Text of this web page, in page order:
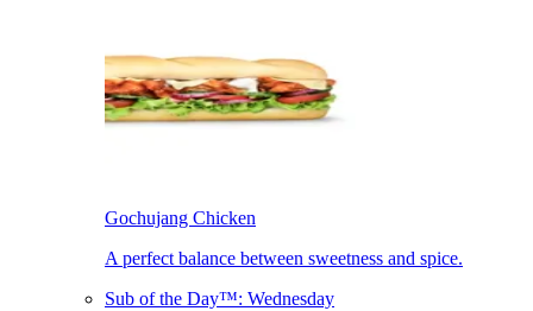
Gochujang Chicken​​​​‌ ‍ ​‍​‍‌‍ ‌ ​‍‌‍‍‌‌‍‌ ‌‍‍‌‌‍ ‍​‍​‍​ ‍‍​‍​‍‌ ​ ‌‍​‌‌‍ ‍‌‍‍‌‌ ‌​‌ ‍‌​‍ ‍‌‍‍‌‌‍ ​‍​‍​‍ ​​‍​‍‌‍‍​‌ ​‍‌‍‌‌‌‍‌‍​‍​‍​ ‍‍​‍​‍‌‍‍​‌ ‌​‌ ‌​‌ ​​‌ ​ ​ ‍‍​‍ ​‍ ‌‍ ‍‌‍ ‌ ​‍‌‍‌​‌‍‍‌‌‍​ ​‍ ‌‌‍​‍‌‍‍‌‌ ‌​‌‍‌‌‌ ​ ​‍ ‌‌‍‌ ‌ ​‍‌‍ ‌ ‌‌‌ ​​​‍ ‌‌ ​ ‌ ‌​‌ ‌‌‌‍‌​‌‍‍‌‌‍ ​‍ ‍‌ ‌‍‌‍‌‌‌ ​‍‌‍​ ‌‍‌‌‌‍ ​​‍ ‍‌‍​‌‌ ​​‌ ​​​‍ ‌‍‍‌‌‍ ‍‌ ‌​‌‍‌‌‌‍ ‍‌ ‌​​‍ ‌‍‌‌‌‍‌​‌‍‍‌‌ ‌​​‍ ‌‍ ‌‌‍ ‌‍‌​‌‍‌‌​ ‌‌ ​​‌ ​‍‌‍‌‌‌ ​ ‌‍‌‌‌‍ ‍‌ ‌​‌‍​‌‌ ‌​‌‍‍‌‌‍ ‌‍ ‍​ ‍ ‌‍‍‌‌‍‌​​ ‌​ ​ ​ ‌ ​ ‌ ​ ‌​‌‍‌​​ ‌​​ ‌‌‌‍‌‍​‍ ‌​ ‌ ‌‍​ ​ ‍​‌‍‌‍​‍ ‌​ ‌​​ ‌​‌‍‌‍‌‍​‍​‍ ‌‌‍​‌​ ​​‌‍​ ‌‍​ ​‍ ‌​ ​‍​ ​​​ ‍​​ ‌​​ ‍‌​ ​‍​ ‌‌​ ‍​​ ‌‍‌‍‌‍​ ​‌‌‍​ ​ ‍ ‌ ‌​‌ ‍‌‌ ​​‌‍‌‌​ ‌‌ ​​‌ ​‍‌‍ ‌‍‌​‌ ‌‌‌‍​ ‌ ‌​​ ‍ ‌ ​​‌‍​‌‌ ‌​‌‍‍​​ ‌‌‍ ‍‌‍​‌‌‍ ‌‌‍‌‌​‍‌‌​ ‌‌‌​​‍‌‌ ‌‍‍ ‌‍‌‌‌ ‍‌​‍‌‌​ ​ ‌​‌​​‍‌‌​ ​ ‌​‌​​‍‌‌​ ​‍​ ​‍‌‍‌‌‌‍ ‍​‍‌‌​ ​‍​ ​‍​‍‌‌​ ‌‌‌​‌​​‍ ‍‌ ‌‍‌‍​‌‌‍ ​‌ ‌‌‌‍‌‌​ ‌‍​‍‌‍​‌‌ ​ ‌‍‌‌‌‌‌‌‌ ​‍‌‍ ​​ ‌‌‍‍​‌ ‌​‌ ‌​‌ ​​‌ ​ ​‍‌‌​ ​ ‌​​‌​‍‌‌​ ​‍‌​‌‍​‍‌‌​ ​‍‌​‌‍‌‍ ‍‌‍ ‌ ​‍‌‍‌​‌‍‍‌‌‍​ ​‍ ‌‌‍​‍‌‍‍‌‌ ‌​‌‍‌‌‌ ​ ​‍ ‌‌‍‌ ‌ ​‍‌‍ ‌ ‌‌‌ ​​​‍ ‌‌ ​ ‌ ‌​‌ ‌‌‌‍‌​‌‍‍‌‌‍ ​‍ ‍‌ ‌‍‌‍‌‌‌ ​‍‌‍​ ‌‍‌‌‌‍ ​​‍ ‍‌‍​‌‌ ​​‌ ​​​‍‌‍‌‍‍‌‌‍‌​​ ‌​ ​ ​ ‌ ​ ‌ ​ ‌​‌‍‌​​ ‌​​ ‌‌‌‍‌‍​‍ ‌​ ‌ ‌‍​ ​ ‍​‌‍‌‍​‍ ‌​ ‌​​ ‌​‌‍‌‍‌‍​‍​‍ ‌‌‍​‌​ ​​‌‍​ ‌‍​ ​‍ ‌​ ​‍​ ​​​ ‍​​ ‌​​ ‍‌​ ​‍​ ‌‌​ ‍​​ ‌‍‌‍‌‍​ ​‌‌‍​ ​‍‌‍‌ ‌​‌ ‍‌‌ ​​‌‍‌‌​ ‌‌ ​​‌ ​‍‌‍ ‌‍‌​‌ ‌‌‌‍​ ‌ ‌​​‍‌‍‌ ​​‌‍​‌‌ ‌​‌‍‍​​ ‌‌‍ ‍‌‍​‌‌‍ ‌‌‍‌‌​‍‌‌​ ‌‌‌​​‍‌‌ ‌‍‍ ‌‍‌‌‌ ‍‌​‍‌‌​ ​ ‌​‌​​‍‌‌​ ​ ‌​‌​​‍‌‌​ ​‍​ ​‍‌‍‌‌‌‍ ‍​‍‌‌​ ​‍​ ​‍​‍‌‌​ ‌‌‌​‌​​‍ ‍‌ ‌‍‌‍​‌‌‍ ​‌ ‌‌‌‍‌‌​‍‌‍‌ ​​‌‍‌‌‌ ​‍‌ ​ ‌ ​​‌‍‌‌‌‍​ ‌ ‌​‌‍‍‌‌ ‌‍‌‍‌‌​ ‌‌ ​​‌ ‌‌‌‍​‍‌‍ ​‌‍‍‌‌ ​ ‌‍‍​‌‍‌‌‌‍‌​​‍​‍‌ ‌
A perfect balance between sweetness and spice.​​​​‌ ‍ ​‍​‍‌‍ ‌ ​‍‌‍‍‌‌‍‌ ‌‍‍‌‌‍ ‍​‍​‍​ ‍‍​‍​‍‌ ​ ‌‍​‌‌‍ ‍‌‍‍‌‌ ‌​‌ ‍‌​‍ ‍‌‍‍‌‌‍ ​‍​‍​‍ ​​‍​‍‌‍‍​‌ ​‍‌‍‌‌‌‍‌‍​‍​‍​ ‍‍​‍​‍‌‍‍​‌ ‌​‌ ‌​‌ ​​‌ ​ ​ ‍‍​‍ ​‍ ‌‍ ‍‌‍ ‌ ​‍‌‍‌​‌‍‍‌‌‍​ ​‍ ‌‌‍​‍‌‍‍‌‌ ‌​‌‍‌‌‌ ​ ​‍ ‌‌‍‌ ‌ ​‍‌‍ ‌ ‌‌‌ ​​​‍ ‌‌ ​ ‌ ‌​‌ ‌‌‌‍‌​‌‍‍‌‌‍ ​‍ ‍‌ ‌‍‌‍‌‌‌ ​‍‌‍​ ‌‍‌‌‌‍ ​​‍ ‍‌‍​‌‌ ​​‌ ​​​‍ ‌‍‍‌‌‍ ‍‌ ‌​‌‍‌‌‌‍ ‍‌ ‌​​‍ ‌‍‌‌‌‍‌​‌‍‍‌‌ ‌​​‍ ‌‍ ‌‌‍ ‌‍‌​‌‍‌‌​ ‌‌ ​​‌ ​‍‌‍‌‌‌ ​ ‌‍‌‌‌‍ ‍‌ ‌​‌‍​‌‌ ‌​‌‍‍‌‌‍ ‌‍ ‍​ ‍ ‌‍‍‌‌‍‌​​ ‌​ ​ ​ ‌ ​ ‌ ​ ‌​‌‍‌​​ ‌​​ ‌‌‌‍‌‍​‍ ‌​ ‌ ‌‍​ ​ ‍​‌‍‌‍​‍ ‌​ ‌​​ ‌​‌‍‌‍‌‍​‍​‍ ‌‌‍​‌​ ​​‌‍​ ‌‍​ ​‍ ‌​ ​‍​ ​​​ ‍​​ ‌​​ ‍‌​ ​‍​ ‌‌​ ‍​​ ‌‍‌‍‌‍​ ​‌‌‍​ ​ ‍ ‌ ‌​‌ ‍‌‌ ​​‌‍‌‌​ ‌‌ ​​‌ ​‍‌‍ ‌‍‌​‌ ‌‌‌‍​ ‌ ‌​​ ‍ ‌ ​​‌‍​‌‌ ‌​‌‍‍​​ ‌‌ ​ ‌‍‍​‌‍ ‌ ​‍‌ ‌​‌​‌​‌‍‌‌‌ ​ ‌‍​ ‌ ​‍‌‍‍‌‌ ​​‌ ‌​‌‍‍‌‌‍ ‌‍ ‍​‍‌‌​ ‌‌‌​​‍‌‌ ‌‍‍ ‌‍‌‌‌ ‍‌​‍‌‌​ ​ ‌​‌​​‍‌‌​ ​ ‌​‌​​‍‌‌​ ​‍​ ​‍‌‍‌‌‌‍ ‍​‍‌‌​ ​‍​ ​‍​‍‌‌​ ‌‌‌​‌​​‍ ‍‌ ‌‍‌‍​‌‌‍ ​‌ ‌‌‌‍‌‌​ ‌‍​‍‌‍​‌‌ ​ ‌‍‌‌‌‌‌‌‌ ​‍‌‍ ​​ ‌‌‍‍​‌ ‌​‌ ‌​‌ ​​‌ ​ ​‍‌‌​ ​ ‌​​‌​‍‌‌​ ​‍‌​‌‍​‍‌‌​ ​‍‌​‌‍‌‍ ‍‌‍ ‌ ​‍‌‍‌​‌‍‍‌‌‍​ ​‍ ‌‌‍​‍‌‍‍‌‌ ‌​‌‍‌‌‌ ​ ​‍ ‌‌‍‌ ‌ ​‍‌‍ ‌ ‌‌‌ ​​​‍ ‌‌ ​ ‌ ‌​‌ ‌‌‌‍‌​‌‍‍‌‌‍ ​‍ ‍‌ ‌‍‌‍‌‌‌ ​‍‌‍​ ‌‍‌‌‌‍ ​​‍ ‍‌‍​‌‌ ​​‌ ​​​‍‌‍‌‍‍‌‌‍‌​​ ‌​ ​ ​ ‌ ​ ‌ ​ ‌​‌‍‌​​ ‌​​ ‌‌‌‍‌‍​‍ ‌​ ‌ ‌‍​ ​ ‍​‌‍‌‍​‍ ‌​ ‌​​ ‌​‌‍‌‍‌‍​‍​‍ ‌‌‍​‌​ ​​‌‍​ ‌‍​ ​‍ ‌​ ​‍​ ​​​ ‍​​ ‌​​ ‍‌​ ​‍​ ‌‌​ ‍​​ ‌‍‌‍‌‍​ ​‌‌‍​ ​‍‌‍‌ ‌​‌ ‍‌‌ ​​‌‍‌‌​ ‌‌ ​​‌ ​‍‌‍ ‌‍‌​‌ ‌‌‌‍​ ‌ ‌​​‍‌‍‌ ​​‌‍​‌‌ ‌​‌‍‍​​ ‌‌ ​ ‌‍‍​‌‍ ‌ ​‍‌ ‌​‌​‌​‌‍‌‌‌ ​ ‌‍​ ‌ ​‍‌‍‍‌‌ ​​‌ ‌​‌‍‍‌‌‍ ‌‍ ‍​‍‌‌​ ‌‌‌​​‍‌‌ ‌‍‍ ‌‍‌‌‌ ‍‌​‍‌‌​ ​ ‌​‌​​‍‌‌​ ​ ‌​‌​​‍‌‌​ ​‍​ ​‍‌‍‌‌‌‍ ‍​‍‌‌​ ​‍​ ​‍​‍‌‌​ ‌‌‌​‌​​‍ ‍‌ ‌‍‌‍​‌‌‍ ​‌ ‌‌‌‍‌‌​‍‌‍‌ ​​‌‍‌‌‌ ​‍‌ ​ ‌ ​​‌‍‌‌‌‍​ ‌ ‌​‌‍‍‌‌ ‌‍‌‍‌‌​ ‌‌ ​​‌ ‌‌‌‍​‍‌‍ ​‌‍‍‌‌ ​ ‌‍‍​‌‍‌‌‌‍‌​​‍​‍‌ ‌
Sub of the Day™: Wednesday​​​​‌ ‍ ​‍​‍‌‍ ‌ ​‍‌‍‍‌‌‍‌ ‌‍‍‌‌‍ ‍​‍​‍​ ‍‍​‍​‍‌ ​ ‌‍​‌‌‍ ‍‌‍‍‌‌ ‌​‌ ‍‌​‍ ‍‌‍‍‌‌‍ ​‍​‍​‍ ​​‍​‍‌‍‍​‌ ​‍‌‍‌‌‌‍‌‍​‍​‍​ ‍‍​‍​‍‌‍‍​‌ ‌​‌ ‌​‌ ​​‌ ​ ​ ‍‍​‍ ​‍ ‌‍ ‍‌‍ ‌ ​‍‌‍‌​‌‍‍‌‌‍​ ​‍ ‌‌‍​‍‌‍‍‌‌ ‌​‌‍‌‌‌ ​ ​‍ ‌‌‍‌ ‌ ​‍‌‍ ‌ ‌‌‌ ​​​‍ ‌‌ ​ ‌ ‌​‌ ‌‌‌‍‌​‌‍‍‌‌‍ ​‍ ‍‌ ‌‍‌‍‌‌‌ ​‍‌‍​ ‌‍‌‌‌‍ ​​‍ ‍‌‍​‌‌ ​​‌ ​​​‍ ‌‍‍‌‌‍ ‍‌ ‌​‌‍‌‌‌‍ ‍‌ ‌​​‍ ‌‍‌‌‌‍‌​‌‍‍‌‌ ‌​​‍ ‌‍ ‌‌‍ ‌‍‌​‌‍‌‌​ ‌‌ ​​‌ ​‍‌‍‌‌‌ ​ ‌‍‌‌‌‍ ‍‌ ‌​‌‍​‌‌ ‌​‌‍‍‌‌‍ ‌‍ ‍​ ‍ ‌‍‍‌‌‍‌​​ ‌​ ​ ​ ‍​‌‍‌‍​ ‌ ​ ​‌‌‍‌‌‌‍​‌‌‍​‌​‍ ‌‌‍​‌​ ‍​​ ​‍​ ​‍​‍ ‌​ ‌​​ ‍‌​ ‍​​ ​‌​‍ ‌​ ‍‌​ ‌‍​ ​ ‌‍‌‍​‍ ‌​ ​​​ ‌​​ ‌‍​ ​‌​ ‌​​ ‌ ​ ‌‌​ ‍​​ ‌ ​ ​‍​ ​‍​ ‌​​ ‍ ‌ ‌​‌ ‍‌‌ ​​‌‍‌‌​ ‌‌ ​​‌ ​‍‌‍ ‌‍‌​‌ ‌‌‌‍​ ‌ ‌​​ ‍ ‌ ​​‌‍​‌‌ ‌​‌‍‍​​ ‌‌‍​‍‌‍​‌‌‍‌​‌‍‌ ‌‍‌‌​‍‌‌​ ‌‌‌​​‍‌‌ ‌‍‍ ‌‍‌‌‌ ‍‌​‍‌‌​ ​ ‌​‌​​‍‌‌​ ​ ‌​‌​​‍‌‌​ ​‍​ ​‍‌‍‌‌‌‍ ‍​‍‌‌​ ​‍​ ​‍​‍‌‌​ ‌‌‌​‌​​‍ ‍‌ ‌‍‌‍​‌‌‍ ​‌ ‌‌‌‍‌‌​ ‌‍​‍‌‍​‌‌ ​ ‌‍‌‌‌‌‌‌‌ ​‍‌‍ ​​ ‌‌‍‍​‌ ‌​‌ ‌​‌ ​​‌ ​ ​‍‌‌​ ​ ‌​​‌​‍‌‌​ ​‍‌​‌‍​‍‌‌​ ​‍‌​‌‍‌‍ ‍‌‍ ‌ ​‍‌‍‌​‌‍‍‌‌‍​ ​‍ ‌‌‍​‍‌‍‍‌‌ ‌​‌‍‌‌‌ ​ ​‍ ‌‌‍‌ ‌ ​‍‌‍ ‌ ‌‌‌ ​​​‍ ‌‌ ​ ‌ ‌​‌ ‌‌‌‍‌​‌‍‍‌‌‍ ​‍ ‍‌ ‌‍‌‍‌‌‌ ​‍‌‍​ ‌‍‌‌‌‍ ​​‍ ‍‌‍​‌‌ ​​‌ ​​​‍‌‍‌‍‍‌‌‍‌​​ ‌​ ​ ​ ‍​‌‍‌‍​ ‌ ​ ​‌‌‍‌‌‌‍​‌‌‍​‌​‍ ‌‌‍​‌​ ‍​​ ​‍​ ​‍​‍ ‌​ ‌​​ ‍‌​ ‍​​ ​‌​‍ ‌​ ‍‌​ ‌‍​ ​ ‌‍‌‍​‍ ‌​ ​​​ ‌​​ ‌‍​ ​‌​ ‌​​ ‌ ​ ‌‌​ ‍​​ ‌ ​ ​‍​ ​‍​ ‌​​‍‌‍‌ ‌​‌ ‍‌‌ ​​‌‍‌‌​ ‌‌ ​​‌ ​‍‌‍ ‌‍‌​‌ ‌‌‌‍​ ‌ ‌​​‍‌‍‌ ​​‌‍​‌‌ ‌​‌‍‍​​ ‌‌‍​‍‌‍​‌‌‍‌​‌‍‌ ‌‍‌‌​‍‌‌​ ‌‌‌​​‍‌‌ ‌‍‍ ‌‍‌‌‌ ‍‌​‍‌‌​ ​ ‌​‌​​‍‌‌​ ​ ‌​‌​​‍‌‌​ ​‍​ ​‍‌‍‌‌‌‍ ‍​‍‌‌​ ​‍​ ​‍​‍‌‌​ ‌‌‌​‌​​‍ ‍‌ ‌‍‌‍​‌‌‍ ​‌ ‌‌‌‍‌‌​‍‌‍‌ ​​‌‍‌‌‌ ​‍‌ ​ ‌ ​​‌‍‌‌‌‍​ ‌ ‌​‌‍‍‌‌ ‌‍‌‍‌‌​ ‌‌ ​​‌ ‌‌‌‍​‍‌‍ ​‌‍‍‌‌ ​ ‌‍‍​‌‍‌‌‌‍‌​​‍​‍‌ ‌